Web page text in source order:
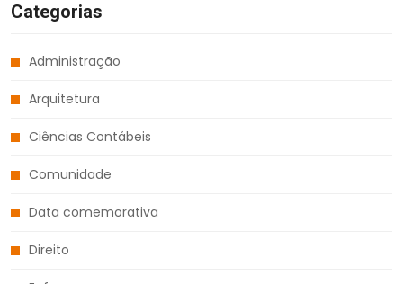
Categorias
Administração
Arquitetura
Ciências Contábeis
Comunidade
Data comemorativa
Direito